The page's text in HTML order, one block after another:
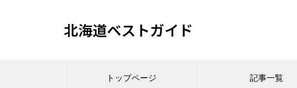
北海道ベストガイド
トップページ 記事一覧